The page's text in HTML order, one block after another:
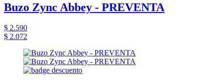
Buzo Zync Abbey - PREVENTA
$ 2.590
$ 2.072